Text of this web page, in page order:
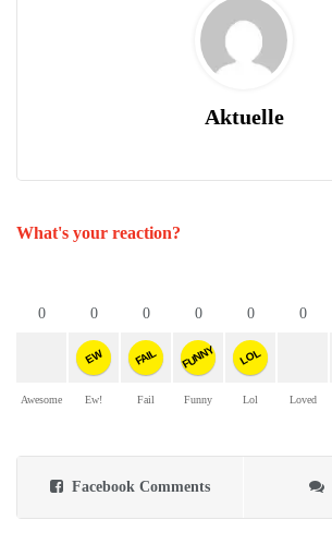
Aktuelle
What's your reaction?
0
Awesome
0
EW
Ew!
0
FAIL
Fail
0
FUNNY
Funny
0
LOL
Lol
0
Loved
Facebook Comments